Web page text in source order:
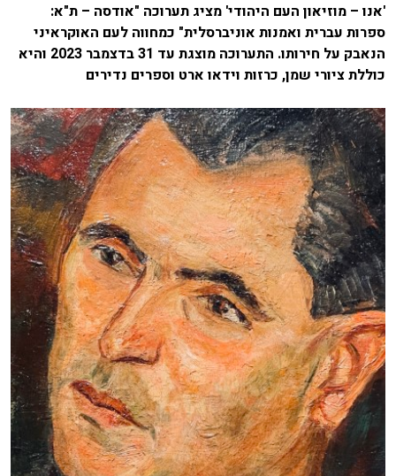
'אנו – מוזיאון העם היהודי' מציג תערוכה "אודסה – ת"א:
ספרות עברית ואמנות אוניברסלית" כמחווה לעם האוקראיני
הנאבק על חירותו. התערוכה מוצגת עד 31 בדצמבר 2023 והיא
כוללת ציורי שמן, כרזות וידאו ארט וספרים נדירים